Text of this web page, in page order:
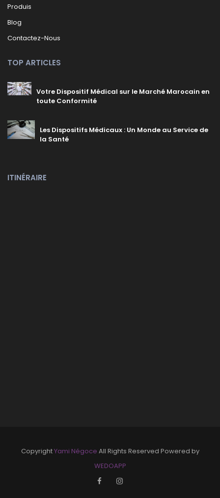
Produis
Blog
Contactez-Nous
TOP ARTICLES
Votre Dispositif Médical sur le Marché Marocain en
toute Conformité
Les Dispositifs Médicaux : Un Monde au Service de
la Santé
ITINÉRAIRE
CopyrightYami Négoce All Rights Reserved Powered by
WEDOAPP